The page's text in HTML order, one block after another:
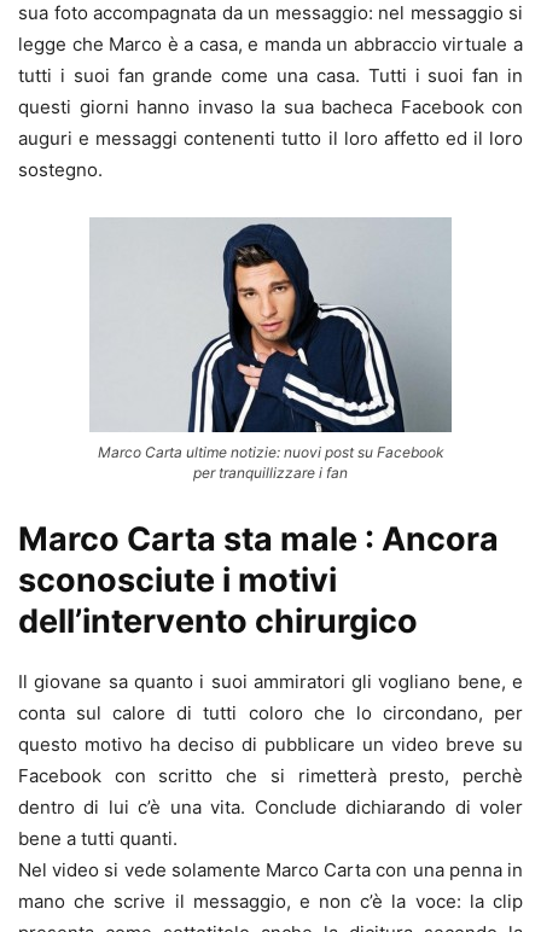
sua foto accompagnata da un messaggio: nel messaggio si
legge che Marco è a casa, e manda un abbraccio virtuale a
tutti i suoi fan grande come una casa. Tutti i suoi fan in
questi giorni hanno invaso la sua bacheca Facebook con
auguri e messaggi contenenti tutto il loro affetto ed il loro
sostegno.
Marco Carta ultime notizie: nuovi post su Facebook
per tranquillizzare i fan
Marco Carta sta male : Ancora
sconosciute i motivi
dell’intervento chirurgico
Il giovane sa quanto i suoi ammiratori gli vogliano bene, e
conta sul calore di tutti coloro che lo circondano, per
questo motivo ha deciso di pubblicare un video breve su
Facebook con scritto che si rimetterà presto, perchè
dentro di lui c’è una vita. Conclude dichiarando di voler
bene a tutti quanti.
Nel video si vede solamente Marco Carta con una penna in
mano che scrive il messaggio, e non c’è la voce: la clip